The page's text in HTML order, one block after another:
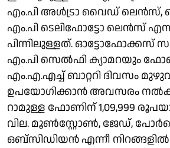
എം.പി അള്‍ട്രാ വൈഡ് ലെന്‍സ്,
എം.പി ടെലിഫോട്ടോ ലെന്‍സ്
പിന്നിലുള്ളത്. ഓട്ടോഫോക്കസ്
എം.പി സെല്‍ഫി ക്യാമറയും
എം.എ.എച്ച് ബാറ്ററി ദിവസം
ഉപയോഗിക്കാന്‍ അവസരം
റാമുള്ള ഫോണിന് 1,09,999
വില. മൂണ്‍സ്റ്റോണ്‍, ജേഡ്,
ഒബ്‌സിഡിയന്‍ എന്നീ നിറങ്ങളില്‍